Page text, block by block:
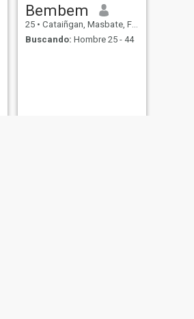
Bembem
25 • Cataiñgan, Masbate, Filipinas
Buscando: Hombre 25 - 44